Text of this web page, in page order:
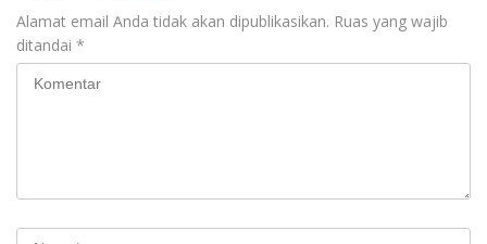
Alamat email Anda tidak akan dipublikasikan. Ruas yang wajib
ditandai *